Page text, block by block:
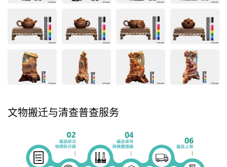
文物搬迁与清查普查服务